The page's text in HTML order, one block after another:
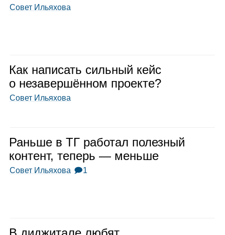
Совет Ильяхова
Как напи­сать силь­ный кейс
о неза­вер­шён­ном про­екте?
Совет Ильяхова
Раньше в ТГ рабо­тал полез­ный
кон­тент, теперь — меньше
Совет Ильяхова 🗩1